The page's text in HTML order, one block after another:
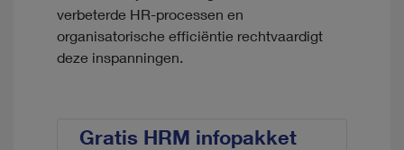
verbeterde HR-processen en
organisatorische efficiëntie rechtvaardigt
deze inspanningen.
Gratis HRM infopakket